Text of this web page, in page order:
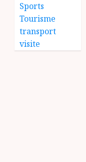
Sports
Tourisme
transport
visite